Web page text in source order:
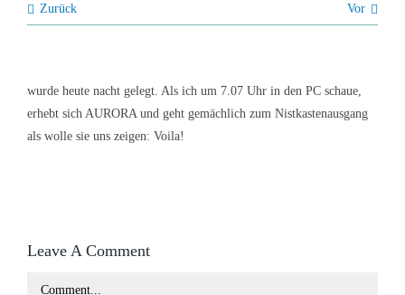
Zurück Vor
wurde heute nacht gelegt. Als ich um 7.07 Uhr in den PC schaue,
erhebt sich AURORA und geht gemächlich zum Nistkastenausgang
als wolle sie uns zeigen: Voila!
Leave A Comment
Comment